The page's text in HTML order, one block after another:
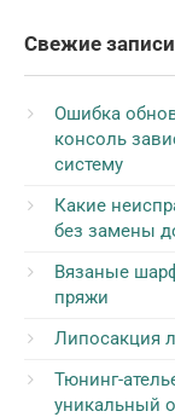
Свежие записи
Ошибка
консоль
систему
Какие
без замены
Вязаные
пряжи
Липосакция
Тюнинг-
уникальный